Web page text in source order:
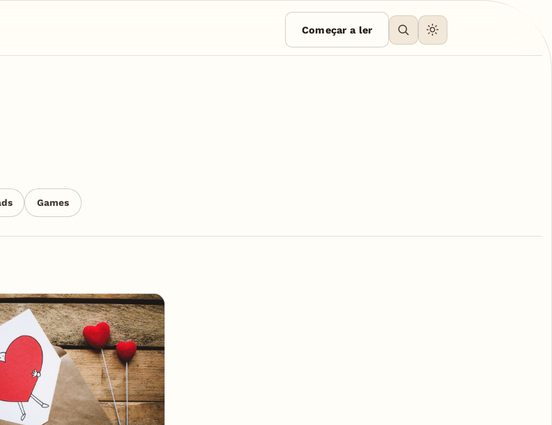
Começar a ler
Games